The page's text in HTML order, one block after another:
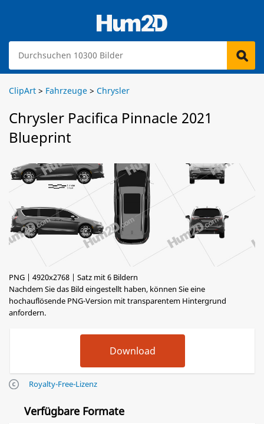
ClipArt > Fahrzeuge > Chrysler
Chrysler Pacifica Pinnacle 2021
Blueprint
PNG | 4920x2768 | Satz mit 6 Bildern
Nachdem Sie das Bild eingestellt haben, können Sie eine
hochauflösende PNG-Version mit transparentem Hintergrund
anfordern.
Royalty-Free-Lizenz
Verfügbare Formate